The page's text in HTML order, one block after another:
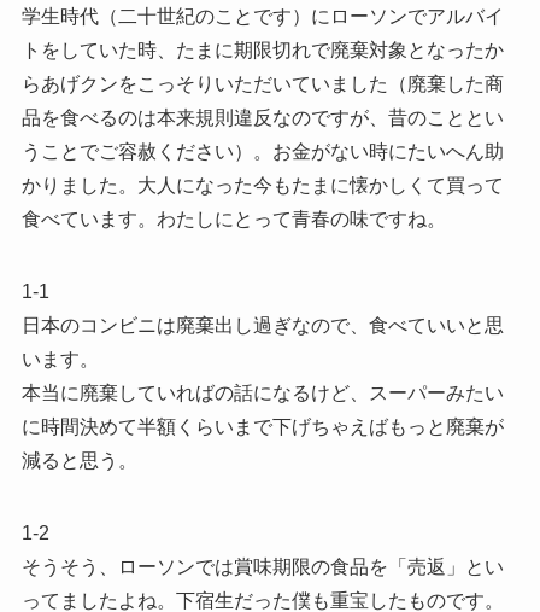
学生時代（二十世紀のことです）にローソンでアルバイ
トをしていた時、たまに期限切れで廃棄対象となったか
らあげクンをこっそりいただいていました（廃棄した商
品を食べるのは本来規則違反なのですが、昔のこととい
うことでご容赦ください）。お金がない時にたいへん助
かりました。大人になった今もたまに懐かしくて買って
食べています。わたしにとって青春の味ですね。
1-1
日本のコンビニは廃棄出し過ぎなので、食べていいと思
います。
本当に廃棄していればの話になるけど、スーパーみたい
に時間決めて半額くらいまで下げちゃえばもっと廃棄が
減ると思う。
1-2
そうそう、ローソンでは賞味期限の食品を「売返」とい
ってましたよね。下宿生だった僕も重宝したものです。